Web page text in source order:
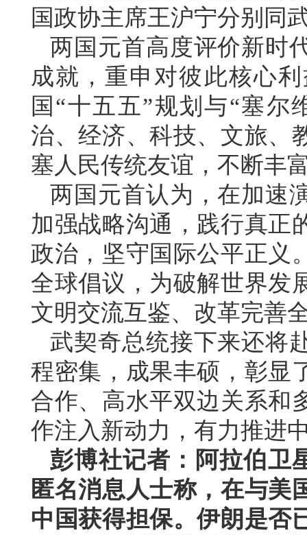
国政协主席王沪宁分别同
两国元首高度评价新时
成就，重申对彼此核心
国“十五五”规划与“塞尔
治、经济、科技、文旅、
塞人民传统友谊，不断丰
两国元首认为，在加速
加强战略沟通，践行真正
政治，坚守国际公平正义
全球倡议，为破解世界发
文明交流互鉴、改革完善
武契奇总统接下来还将
程密集，成果丰硕，彰显
合作、高水平双边关系和
作注入新动力，有力推进
彭博社记者：阿拉伯卫
匿名消息人士称，在与美
中国获得担保。伊朗是否